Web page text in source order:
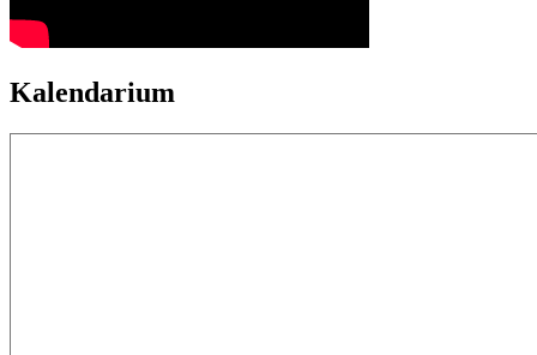
Kalendarium